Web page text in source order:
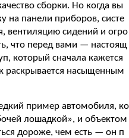
сборки. Но когда вы
на панели приборов, систе
вентиляцию сидений и огро
что перед вами — настоящ
который сначала кажется
раскрывается насыщенным
пример автомобиля, ко
лошадкой», и объектом
дороже, чем есть — он п